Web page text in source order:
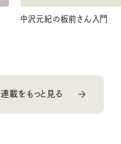
中沢元紀の板前さん入門
連載をもっと見る